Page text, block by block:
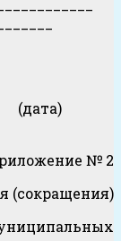
(дата)
№ 2
(сокращения)